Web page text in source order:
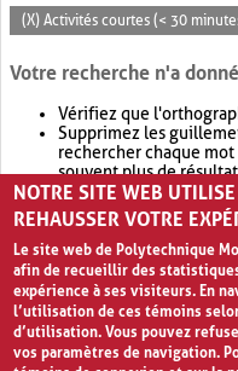
(X) Activités courtes (< 30
Votre recherche n'a
Vérifiez que
Supprimez les
rechercher chaque mot
souvent plus de
Envisagez d'élargir
retournera souvent
NOTRE SITE WEB
REHAUSSER VOTRE
Le site web de Polytechnique
afin de recueillir des
expérience à ses visiteurs. En
l’utilisation de ces témoins
d’utilisation. Vous pouvez
vos paramètres de navigation.